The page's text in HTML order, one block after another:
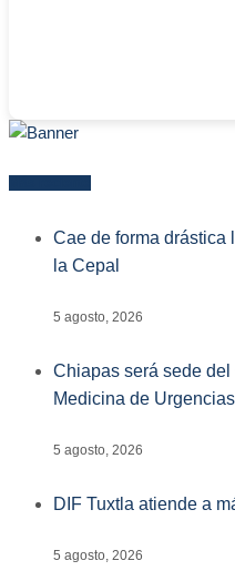
Cae de forma drástica
la Cepal
5 agosto, 2026
Chiapas será sede
Medicina de
5 agosto, 2026
DIF Tuxtla atiende a
5 agosto, 2026